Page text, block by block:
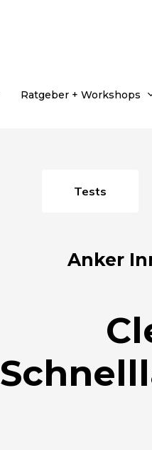
Ratgeber + Workshops
Tests
Anker